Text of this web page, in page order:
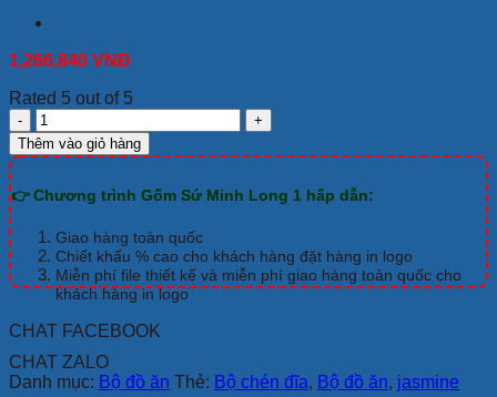
1,266,840 VNĐ
Rated 5 out of 5
Bộ
Đồ
Ăn
Long
Trắng
35
Sản
Phẩm
lượng
Thêm vào giỏ hàng
👉 Chương trình Gốm Sứ Minh Long 1 hấp dẫn:
Giao hàng toàn quốc
Chiết khấu % cao cho khách hàng đặt hàng in logo
Miễn phí file thiết kế và miễn phí giao hàng toàn quốc cho
khách hàng in logo
CHAT FACEBOOK
CHAT ZALO
Danh mục: Bộ đồ ăn Thẻ: Bộ chén đĩa, Bộ đồ ăn, jasmine